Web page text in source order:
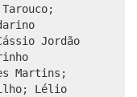
Jordão
Martins;
Lélio